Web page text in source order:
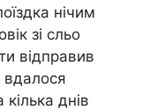
нічим
зі сльо
відправив
днів